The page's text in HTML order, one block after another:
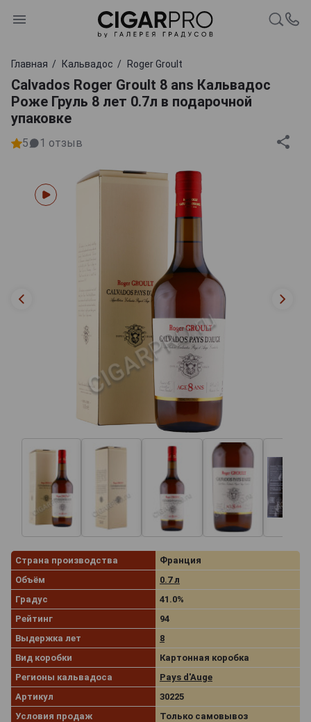
Главная Кальвадос Roger Groult
Calvados Roger Groult 8 ans Кальвадос
Роже Груль 8 лет 0.7л в подарочной
упаковке
5 1 отзыв
Страна производства
Франция
Объём
0.7 л
Градус
41.0%
Рейтинг
94
Выдержка лет
8
Вид коробки
Картонная коробка
Регионы кальвадоса
Pays d'Auge
Артикул
30225
Условия продаж
Только самовывоз